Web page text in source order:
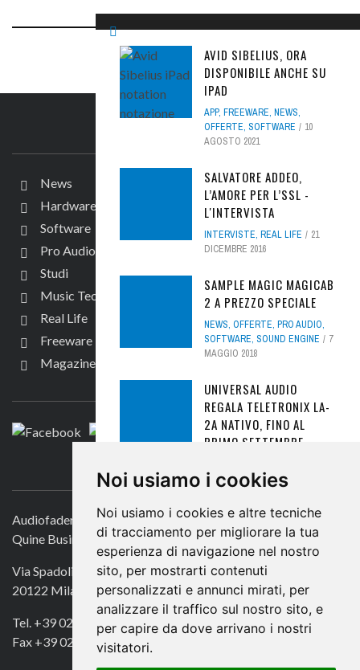
Noi usiamo i cookies
Noi usiamo i cookies e altre tecniche
di tracciamento per migliorare la tua
esperienza di navigazione nel nostro
sito, per mostrarti contenuti
personalizzati e annunci mirati, per
analizzare il traffico sul nostro sito, e
per capire da dove arrivano i nostri
visitatori.
AVID SIBELIUS, ORA
DISPONIBILE ANCHE SU
IPAD
APP, FREEWARE, NEWS,
OFFERTE, SOFTWARE
10
AGOSTO 2021
SALVATORE ADDEO,
L’AMORE PER L’SSL -
L'INTERVISTA
INTERVISTE, REAL LIFE
21
DICEMBRE 2016
SAMPLE MAGIC MAGICAB
2 A PREZZO SPECIALE
NEWS, OFFERTE, PRO AUDIO,
SOFTWARE, SOUND ENGINE
7
MAGGIO 2018
UNIVERSAL AUDIO
REGALA TELETRONIX LA-
2A NATIVO, FINO AL
PRIMO SETTEMBRE
AGOSTO 2025
TEST: TUBE-TECH MIC-
PRE PM1A, VALVOLE
MOBILI
HARDWARE,PRO AUDIO
ENGINE
10 FEBBRAIO 2021
MILK AUDIO STORE APRE
IL PRIMO STUDIO DOLBY
IL SITO
News
Hardware
Software
Pro Audio
Studi
Music Tech
Real Life
Freeware
Magazine
SEGUICI
CONTATTACI
Audiofader.com
Quine Business Publisher
Via Spadolini 7
20122 Milano
Tel. +39 02 49756990
Fax +39 02 72016740